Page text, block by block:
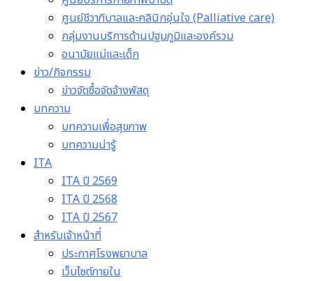
ศูนย์ชีวาภิบาลและคลินิกอุ่นใจ (Palliative care)
กลุ่มงานบริการด้านปฐมภูมิและองค์รวม
อนามัยแม่และเด็ก
ข่าว/กิจกรรม
ข่าวจัดซื้อจัดจ้างพัสดุ
บทความ
บทความเพื่อสุขภาพ
บทความน่ารู้
ITA
ITA ปี 2569
ITA ปี 2568
ITA ปี 2567
สำหรับเจ้าหน้าที่
ประกาศโรงพยาบาล
เว็บไซต์ภายใน